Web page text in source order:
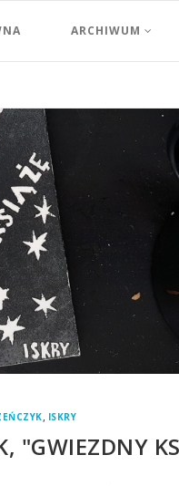
ARCHIWUM
, ISKRY
"GWIEZDNY